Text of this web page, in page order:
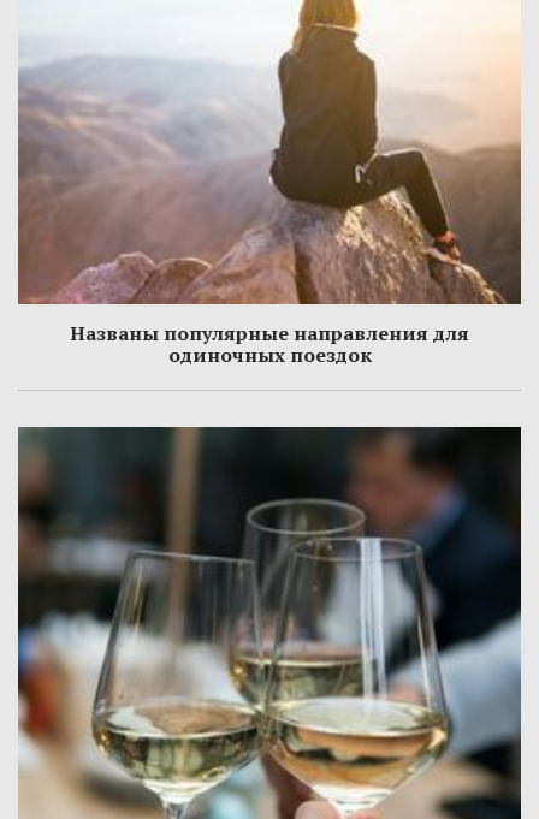
Названы популярные направления для
одиночных поездок